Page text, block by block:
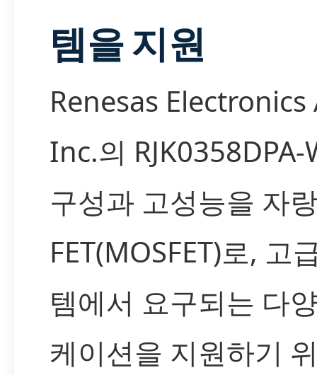
템을 지원
Renesas
Inc.의 RJK0358DPA-
구성과 고성능을 자
FET(MOSFET)로, 고
템에서 요구되는 다
케이션을 지원하기